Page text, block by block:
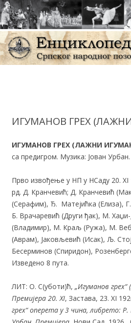
ИГУМАНОВ ГРЕХ
ИГУМАНОВ ГРЕХ (ЛАЖНИ
са предигром. Музика: Јован
Прво извођење у НП у НСаду 20. XI
рд. Д. Кранчевић; Д. Кранчевић
(Серафим), Ђ. Матејићка (Елиза),
Б. Врачаревић (Други ђак), М.
(Владимир), М. Краљ (Ружа), М.
(Аврам), Јаковљевић (Исак), Љ.
Бесерминов (Спиридон),
Изведено 8 пута.
ЛИТ: О. С(уботи)ћ, „Игуманов
Премијера 20. XI, Застава, 23. XI
грех“ оперета у3 чина, либрето: Р.